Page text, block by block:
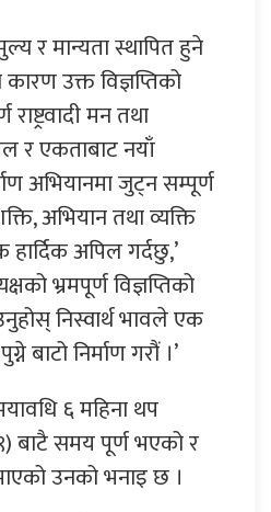
मुल्य र मान्यता स्थापित हुने
उक्त विज्ञप्तिको
मन तथा
र एकताबाट नयाँ
अभियानमा जुट्न सम्पूर्ण
अभियान तथा व्यक्ति
हार्दिक अपिल गर्दछु,’
भ्रमपूर्ण विज्ञप्तिको
निस्वार्थ भावले एक
बाटो निर्माण गरौं ।’
६ महिना थप
बाटै समय पूर्ण भएको र
उनको भनाइ छ ।